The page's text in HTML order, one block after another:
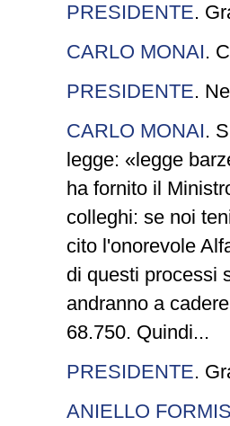
PRESIDENTE.
CARLO MONAI.
PRESIDENTE.
CARLO MONAI.
legge: «legge
ha fornito il
colleghi: se noi
cito l'onorevole
di questi processi
andranno a
68.750. Quindi...
PRESIDENTE.
ANIELLO